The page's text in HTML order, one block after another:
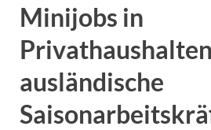
Minijobs in
ausländische